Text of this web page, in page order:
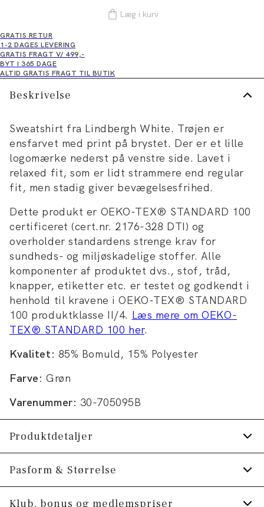
Læg i kurv
GRATIS RETUR
1-2 DAGES LEVERING
GRATIS FRAGT V/ 499,-
BYT I 365 DAGE
ALTID GRATIS FRAGT TIL BUTIK
Beskrivelse
Sweatshirt fra Lindbergh White. Trøjen er
ensfarvet med print på brystet. Der er et lille
logomærke nederst på venstre side. Lavet i
relaxed fit, som er lidt strammere end regular
fit, men stadig giver bevægelsesfrihed.
Dette produkt er OEKO-TEX® STANDARD 100
certificeret (cert.nr. 2176-328 DTI) og
overholder standardens strenge krav for
sundheds- og miljøskadelige stoffer. Alle
komponenter af produktet dvs., stof, tråd,
knapper, etiketter etc. er testet og godkendt i
henhold til kravene i OEKO-TEX® STANDARD
100 produktklasse II/4. Læs mere om OEKO-
TEX® STANDARD 100 her.
Kvalitet: 85% Bomuld, 15% Polyester
Farve: Grøn
Varenummer: 30-705095B
Produktdetaljer
Trøjen har rund hals.
Logomærke nederst på venstre side.
Pasform & Størrelse
Fit:Relaxed fit
Klub, bonus og medlemspriser